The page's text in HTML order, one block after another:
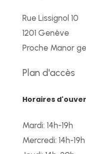
Rue Lissignol 10
1201 Genève
Proche Manor
Plan d'accès
Horaires
Mardi: 14h-19h
Mercredi: 14h-19h